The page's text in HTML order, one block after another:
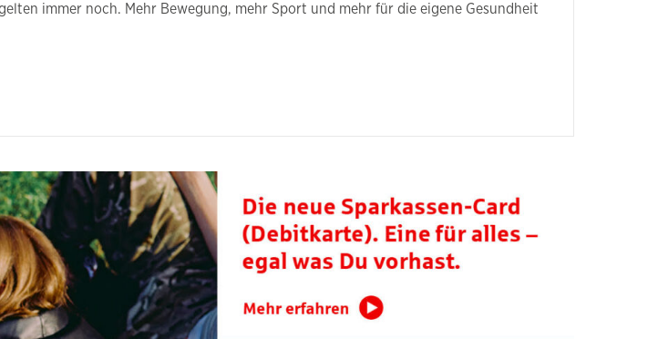
immer noch. Mehr Bewegung, mehr Sport und mehr für die eigene Gesundheit